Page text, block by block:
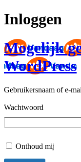
Inloggen
Mogelijk
WordPress
Gebruikersnaam of e-
Wachtwoord
Onthoud mij